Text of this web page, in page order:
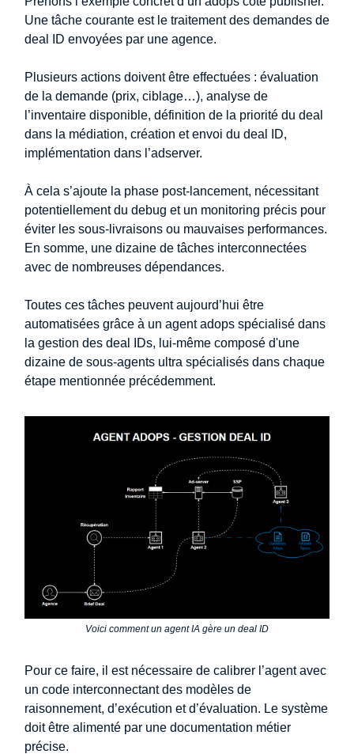
Une tâche courante est le traitement des demandes de
deal ID envoyées par une agence.
Plusieurs actions doivent être effectuées : évaluation
de la demande (prix, ciblage…), analyse de
l’inventaire disponible, définition de la priorité du deal
dans la médiation, création et envoi du deal ID,
implémentation dans l’adserver.
À cela s’ajoute la phase post-lancement, nécessitant
potentiellement du debug et un monitoring précis pour
éviter les sous-livraisons ou mauvaises performances.
En somme, une dizaine de tâches interconnectées
avec de nombreuses dépendances.
Toutes ces tâches peuvent aujourd’hui être
automatisées grâce à un agent adops spécialisé dans
la gestion des deal IDs, lui-même composé d'une
dizaine de sous-agents ultra spécialisés dans chaque
étape mentionnée précédemment.
Voici comment un agent IA gère un deal ID
Pour ce faire, il est nécessaire de calibrer l’agent avec
un code interconnectant des modèles de
raisonnement, d’exécution et d’évaluation. Le système
doit être alimenté par une documentation métier
précise.